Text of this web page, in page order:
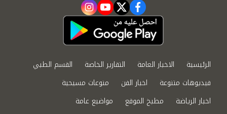
facebook
twitter
youtube
instagram
الرئيسية الاخبار العامة التقارير الخاصة
القسم الطبي
فيديوهات متنوعة
اخبار الفن
منوعات مسيحية
اخبار الرياضة
مطبخ الموقع
مواضيع عامة